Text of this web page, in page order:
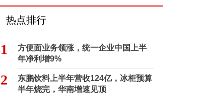
热点排行
1
方便面业务领涨，统一企业中国上半
年净利增9%
2
东鹏饮料上半年营收124亿，冰柜预算
半年烧完，华南增速见顶